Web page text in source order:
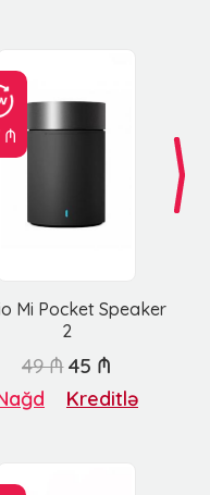
₼
Mi Pocket Speaker
2
49 ₼ 45 ₼
Kreditlə